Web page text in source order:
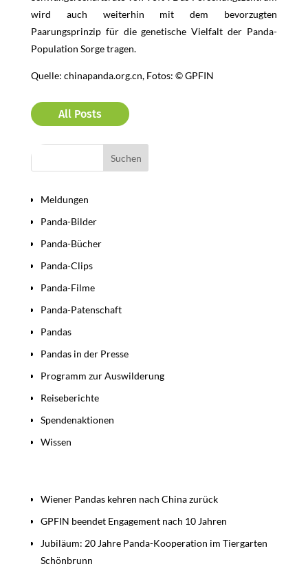
wird auch weiterhin mit dem bevorzugten
Paarungsprinzip für die genetische Vielfalt der Panda-
Population Sorge tragen.
Quelle: chinapanda.org.cn, Fotos: © GPFIN
All Posts
Meldungen
Panda-Bilder
Panda-Bücher
Panda-Clips
Panda-Filme
Panda-Patenschaft
Pandas
Pandas in der Presse
Programm zur Auswilderung
Reiseberichte
Spendenaktionen
Wissen
Wiener Pandas kehren nach China zurück
GPFIN beendet Engagement nach 10 Jahren
Jubiläum: 20 Jahre Panda-Kooperation im Tiergarten
Schönbrunn